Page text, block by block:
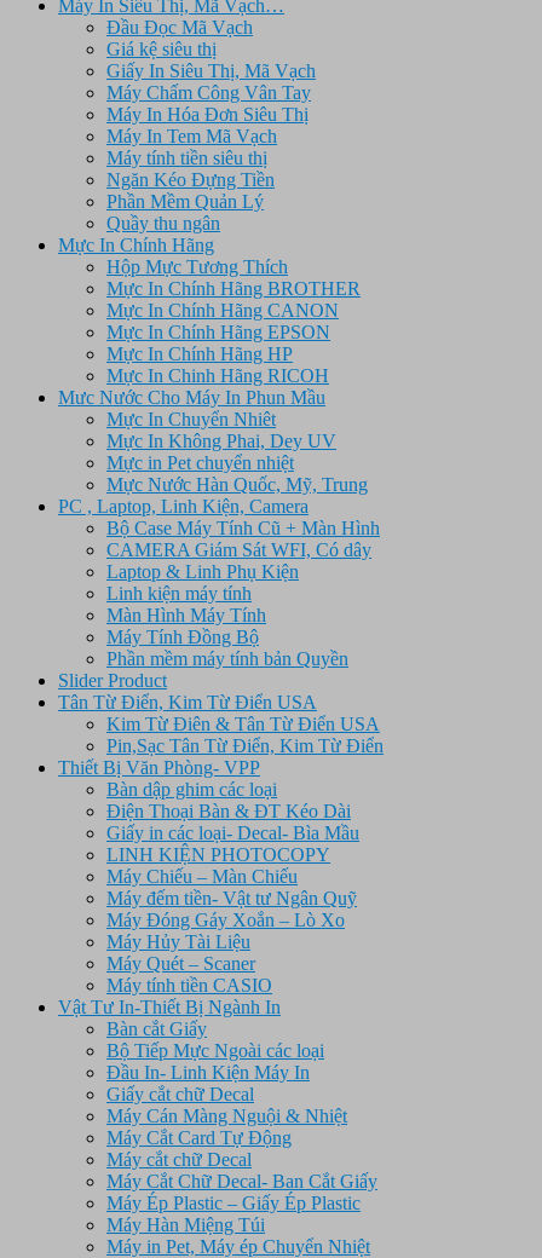
Máy In Siêu Thị, Mã Vạch…
Đầu Đọc Mã Vạch
Giá kệ siêu thị
Giấy In Siêu Thị, Mã Vạch
Máy Chấm Công Vân Tay
Máy In Hóa Đơn Siêu Thị
Máy In Tem Mã Vạch
Máy tính tiền siêu thị
Ngăn Kéo Đựng Tiền
Phần Mềm Quản Lý
Quầy thu ngân
Mực In Chính Hãng
Hộp Mực Tương Thích
Mực In Chính Hãng BROTHER
Mực In Chính Hãng CANON
Mực In Chính Hãng EPSON
Mực In Chính Hãng HP
Mực In Chinh Hãng RICOH
Mưc Nước Cho Máy In Phun Mầu
Mực In Chuyển Nhiêt
Mực In Không Phai, Dey UV
Mực in Pet chuyển nhiệt
Mực Nước Hàn Quốc, Mỹ, Trung
PC , Laptop, Linh Kiện, Camera
Bộ Case Máy Tính Cũ + Màn Hình
CAMERA Giám Sát WFI, Có dây
Laptop & Linh Phụ Kiện
Linh kiện máy tính
Màn Hình Máy Tính
Máy Tính Đồng Bộ
Phần mềm máy tính bản Quyền
Slider Product
Tân Từ Điển, Kim Từ Điển USA
Kim Từ Điên & Tân Từ Điển USA
Pin,Sạc Tân Từ Điển, Kim Từ Điển
Thiết Bị Văn Phòng- VPP
Bàn dập ghim các loại
Điện Thoại Bàn & ĐT Kéo Dài
Giấy in các loại- Decal- Bìa Mầu
LINH KIỆN PHOTOCOPY
Máy Chiếu – Màn Chiếu
Máy đếm tiền- Vật tư Ngân Quỹ
Máy Đóng Gáy Xoắn – Lò Xo
Máy Hủy Tài Liệu
Máy Quét – Scaner
Máy tính tiền CASIO
Vật Tư In-Thiết Bị Ngành In
Bàn cắt Giấy
Bộ Tiếp Mực Ngoài các loại
Đầu In- Linh Kiện Máy In
Giấy cắt chữ Decal
Máy Cán Màng Nguội & Nhiệt
Máy Cắt Card Tự Động
Máy cắt chữ Decal
Máy Cắt Chữ Decal- Ban Cắt Giấy
Máy Ép Plastic – Giấy Ép Plastic
Máy Hàn Miệng Túi
Máy in Pet, Máy ép Chuyển Nhiệt